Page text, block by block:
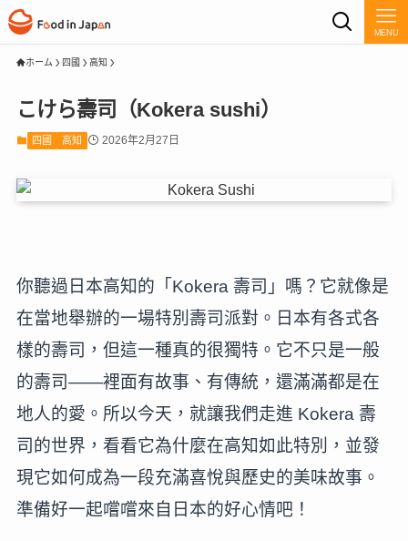
MENU
ホーム 四國 高知
こけら壽司（Kokera sushi）
四國 高知 2026年2月27日
你聽過日本高知的「Kokera 壽司」嗎？它就像是
在當地舉辦的一場特別壽司派對。日本有各式各
樣的壽司，但這一種真的很獨特。它不只是一般
的壽司——裡面有故事、有傳統，還滿滿都是在
地人的愛。所以今天，就讓我們走進 Kokera 壽
司的世界，看看它為什麼在高知如此特別，並發
現它如何成為一段充滿喜悅與歷史的美味故事。
準備好一起嚐嚐來自日本的好心情吧！